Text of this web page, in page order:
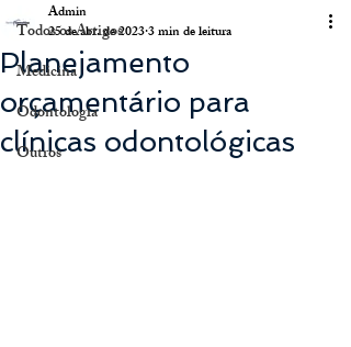
Todos os Artigos
Medicina
Odontologia
Outros
Planejamento
orçamentário para
clínicas odontológicas
Admin
25 de abr. de 20233 min de leitura